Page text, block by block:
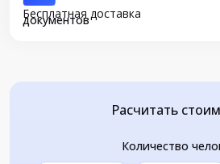
Бесплатная доставка
документов
Расчитать
Количество